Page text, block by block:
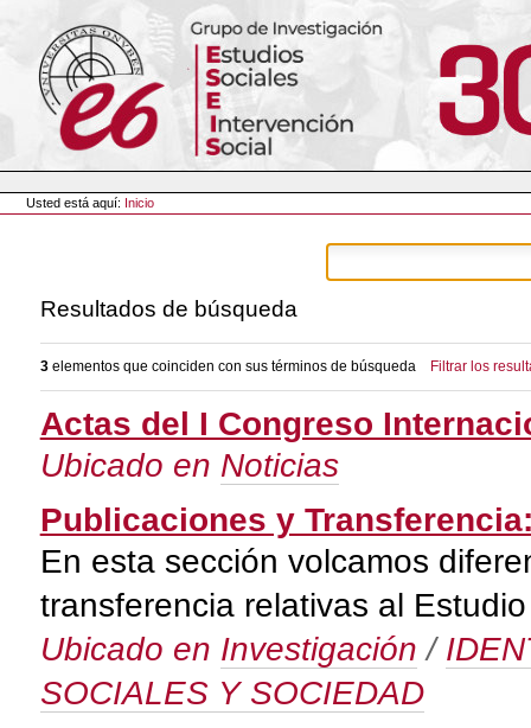
contenido.
navegación
Herramientas
Personales
Usted está aquí: Inicio
Resultados de búsqueda
3elementos que coinciden con sus términos de búsqueda Filtrar los
Actas del I Congreso
Ubicado en Noticias
Publicaciones y
En esta sección volcamos
transferencia relativas al
Ubicado en Investigación /
SOCIALES Y SOCIEDAD